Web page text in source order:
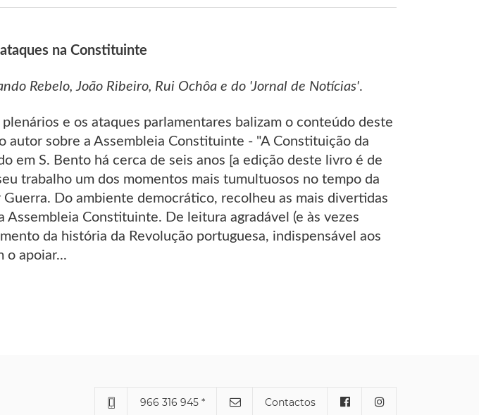
na Constituinte
Rebelo, João Ribeiro, Rui Ochôa e do 'Jornal de Notícias'.
e os ataques parlamentares balizam o conteúdo deste
autor sobre a Assembleia Constituinte - "A Constituição da
em S. Bento há cerca de seis anos [a edição deste livro é de
trabalho um dos momentos mais tumultuosos no tempo da
Do ambiente democrático, recolheu as mais divertidas
Assembleia Constituinte. De leitura agradável (e às vezes
da história da Revolução portuguesa, indispensável aos
o apoiar...
966 316 945 * Contactos